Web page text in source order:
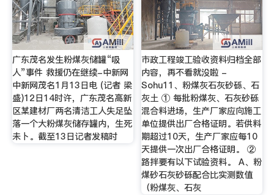
广东茂名发生粉煤灰储罐“吸
人”事件 救援仍在继续-中新网
中新网茂名1月13日电 (记者 梁
盛)12日14时许，广东茂名高新
区某建材厂两名清洁工人失足坠
落一个大粉煤灰储存罐内，生死
未卜。截至13日记者发稿时
市政工程竣工验收资料归档全部
内容，再不看就没啦 -
Sohu11、粉煤灰石灰砂砾、石
灰土 ① 每批粉煤灰、石灰砂砾
混合料进场，生产厂家应向施工
单位提供出厂合格证明。若供料
期超过10天，生产厂家应每10
天提供一次出厂合格证明。 ②
路拌要有以下试验资料。 A、粉
煤砂石灰砂砾配合比实测数值
（粉煤灰、石灰